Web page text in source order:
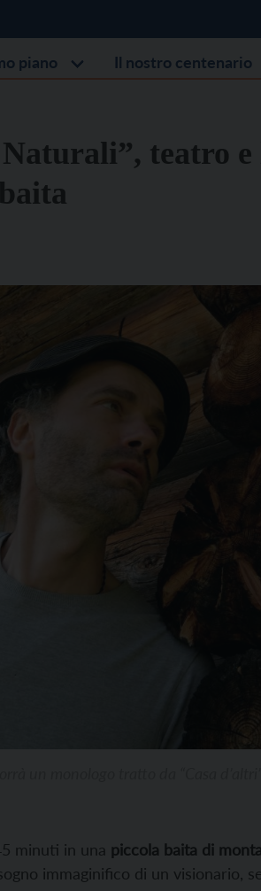
piano Il nostro centenario
teatro
minuti in una piccola baita di
immaginifico di un visionario,